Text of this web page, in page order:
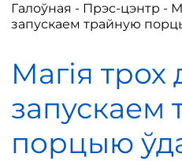
Галоўная - Прэс-цэнтр -
запускаем трайную
Магія трох
запускаем
порцыю